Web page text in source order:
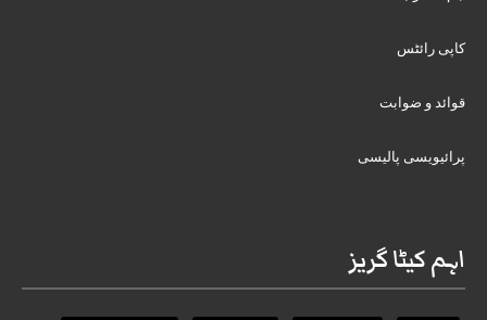
کاپی رائٹس
قوائد و ضوابت
پرائیویسی پالیسی
اہم کیٹا گریز